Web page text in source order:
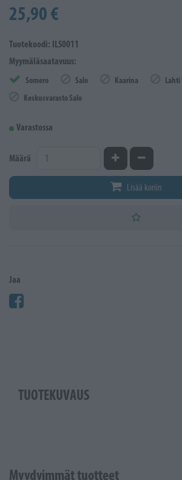
25,90 €
Tuotekoodi: ILS0011
Myymäläsaatavuus:
Somero Salo Kaarina
Lahti
Keskusvarasto Salo
Varastossa
Määrä Kasvata määrääVähennä määrää
Lisää koriin
Jaa
TUOTEKUVAUS
Myydyimmät tuotteet